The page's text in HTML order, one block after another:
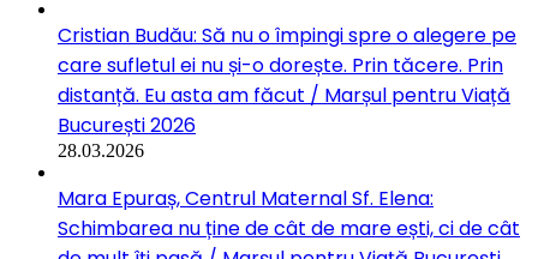
Cristian Budău: Să nu o împingi spre o alegere pe
care sufletul ei nu și-o dorește. Prin tăcere. Prin
distanță. Eu asta am făcut / Marșul pentru Viață
București 2026
28.03.2026
Mara Epuraș, Centrul Maternal Sf. Elena:
Schimbarea nu ține de cât de mare ești, ci de cât